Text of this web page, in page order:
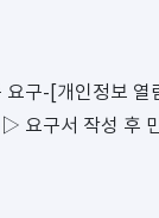
-[개인정보
요구서 작성 후